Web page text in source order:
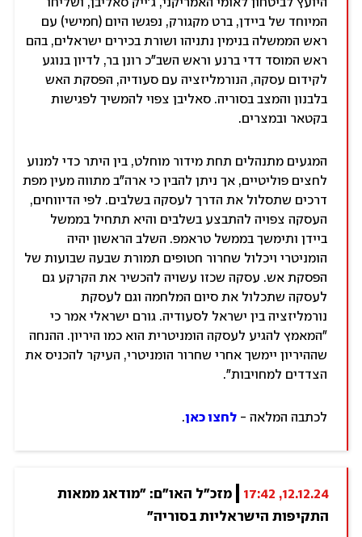
היועץ לביטחון לאומי האמריקני, ג'ייק סאליבן, ושליחו
המיוחד של ביידן, ברט מקגורק, נפגשו היום (חמישי) עם
ראש הממשלה בנימין נתניהו ושורת בכירים ישראלים, בהם
ראש המוסד דדי ברנע וראש השב"כ רונן בר, לדיון בנוגע
לקידום עסקה, הנורמליזציה עם סעודיה, הפסקת האש
בלבנון והמצב בסוריה. סאליבן צפוי להמשיך לפגישות
בקטאר ובמצרים.
המגעים מתנהלים תחת מידור מוחלט, בין היתר כדי למנוע
לחצים פוליטיים, אך ניתן להבין כי ארה"ב מתווה מעין מפת
דרכים שתסלול את הדרך לעסקה בשלבים. לפי הדיווחים,
העסקה צפויה להתבצע בשלבים והיא תתחיל בממשל
ביידן ותימשך בממשל טראמפ. השלב הראשון יהיה
הומניטרי ויכלול שחרור חטופים תמורת שבעה שבועות של
הפסקת אש. עסקה שכזו עשויה להכשיר את הקרקע גם
לעסקה שתכלול את סיום המלחמה וגם לעסקת
נורמליזציה בין ישראל לסעודיה. גורם ישראלי אמר כי
"המאמץ להגיע לעסקה הומניטרית הוא כמו היריון. ההנחה
שההיריון יימשך אחרי שחרור הומניטרי, העיקר להכניס את
הצדדים למחויבות".
לכתבה המלאה - לחצו כאן.
12.12.24, 17:42
התקיפות הישראליות בסוריה"